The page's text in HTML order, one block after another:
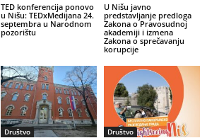
TED konferencija ponovo
u Nišu: TEDxMedijana 24.
septembra u Narodnom
pozorištu
U Nišu javno
predstavljanje predloga
Zakona o Pravosudnoj
akademiji i izmena
Zakona o sprečavanju
korupcije
Društvo Društvo